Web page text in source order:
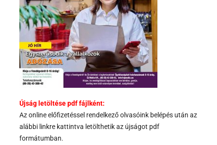
Újság letöltése pdf fájlként:
Azonline előfizetéssel rendelkező olvasóink belépés után az
alábbi linkre kattintva letölthetik az újságot pdf
formátumban.